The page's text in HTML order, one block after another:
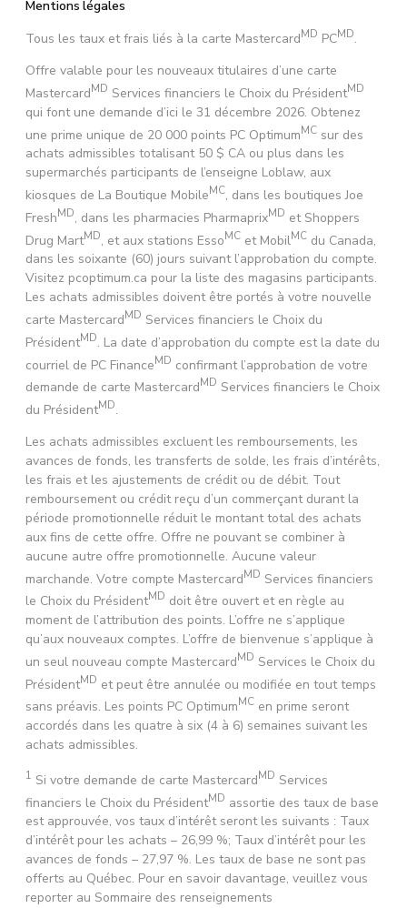
Mentions légales
Tous les taux et frais liés à la carte MastercardMD PCMD.
Offre valable pour les nouveaux titulaires d’une carte
MastercardMD Services financiers le Choix du PrésidentMD
qui font une demande d’ici le 31 décembre 2026. Obtenez
une prime unique de 20 000 points PC OptimumMC sur des
achats admissibles totalisant 50 $ CA ou plus dans les
supermarchés participants de l’enseigne Loblaw, aux
kiosques de La Boutique MobileMC, dans les boutiques Joe
FreshMD, dans les pharmacies PharmaprixMD et Shoppers
Drug MartMD, et aux stations EssoMC et MobilMC du Canada,
dans les soixante (60) jours suivant l’approbation du compte.
Visitez pcoptimum.ca pour la liste des magasins participants.
Les achats admissibles doivent être portés à votre nouvelle
carte MastercardMD Services financiers le Choix du
PrésidentMD. La date d’approbation du compte est la date du
courriel de PC FinanceMD confirmant l’approbation de votre
demande de carte MastercardMD Services financiers le Choix
du PrésidentMD.
Les achats admissibles excluent les remboursements, les
avances de fonds, les transferts de solde, les frais d’intérêts,
les frais et les ajustements de crédit ou de débit. Tout
remboursement ou crédit reçu d’un commerçant durant la
période promotionnelle réduit le montant total des achats
aux fins de cette offre. Offre ne pouvant se combiner à
aucune autre offre promotionnelle. Aucune valeur
marchande. Votre compte MastercardMD Services financiers
le Choix du PrésidentMD doit être ouvert et en règle au
moment de l’attribution des points. L’offre ne s’applique
qu’aux nouveaux comptes. L’offre de bienvenue s’applique à
un seul nouveau compte MastercardMD Services le Choix du
PrésidentMD et peut être annulée ou modifiée en tout temps
sans préavis. Les points PC OptimumMC en prime seront
accordés dans les quatre à six (4 à 6) semaines suivant les
achats admissibles.
1 Si votre demande de carte MastercardMD Services
financiers le Choix du PrésidentMD assortie des taux de base
est approuvée, vos taux d’intérêt seront les suivants : Taux
d’intérêt pour les achats – 26,99 %; Taux d’intérêt pour les
avances de fonds – 27,97 %. Les taux de base ne sont pas
offerts au Québec. Pour en savoir davantage, veuillez vous
reporter au Sommaire des renseignements